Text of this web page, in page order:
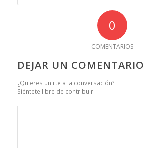
0
COMENTARIOS
DEJAR UN COMENTARIO
¿Quieres unirte a la conversación?
Siéntete libre de contribuir